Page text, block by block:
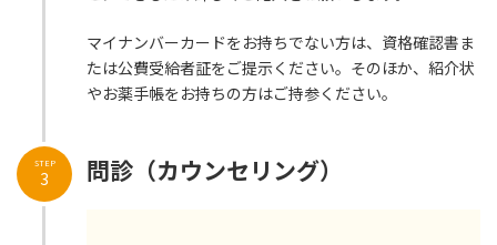
マイナンバーカードをお持ちでない方は、資格確認書ま
たは公費受給者証をご提示ください。そのほか、紹介状
やお薬手帳をお持ちの方はご持参ください。
問診（カウンセリング）
STEP
3